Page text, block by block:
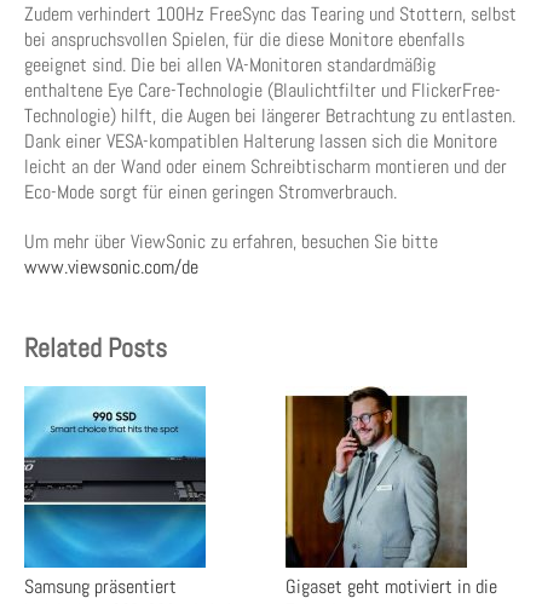
Zudem verhindert 100Hz FreeSync das Tearing und Stottern, selbst
bei anspruchsvollen Spielen, für die diese Monitore ebenfalls
geeignet sind. Die bei allen VA-Monitoren standardmäßig
enthaltene Eye Care-Technologie (Blaulichtfilter und FlickerFree-
Technologie) hilft, die Augen bei längerer Betrachtung zu entlasten.
Dank einer VESA-kompatiblen Halterung lassen sich die Monitore
leicht an der Wand oder einem Schreibtischarm montieren und der
Eco-Mode sorgt für einen geringen Stromverbrauch.
Um mehr über ViewSonic zu erfahren, besuchen Sie bitte
www.viewsonic.com/de
Related Posts
Samsung präsentiert
Gigaset geht motiviert in die